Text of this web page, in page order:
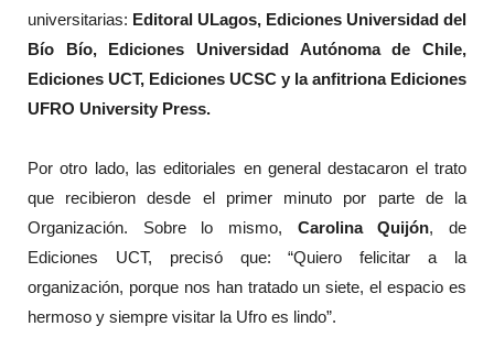
universitarias: Editoral ULagos, Ediciones Universidad del
Bío Bío, Ediciones Universidad Autónoma de Chile,
Ediciones UCT, Ediciones UCSC y la anfitriona Ediciones
UFRO University Press.
Por otro lado, las editoriales en general destacaron el trato
que recibieron desde el primer minuto por parte de la
Organización. Sobre lo mismo, Carolina Quijón, de
Ediciones UCT, precisó que: “Quiero felicitar a la
organización, porque nos han tratado un siete, el espacio es
hermoso y siempre visitar la Ufro es lindo”.